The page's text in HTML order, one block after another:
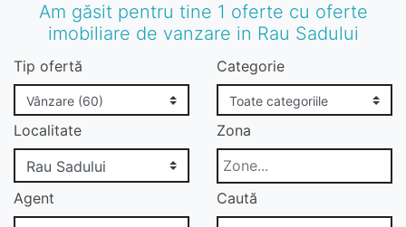
Am găsit pentru tine 1 oferte cu oferte
imobiliare de vanzare in Rau Sadului
Tip ofertă Categorie
Localitate Zona
Agent Caută